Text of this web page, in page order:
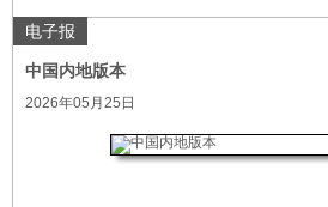
电子报
中国内地版本
2026年05月25日